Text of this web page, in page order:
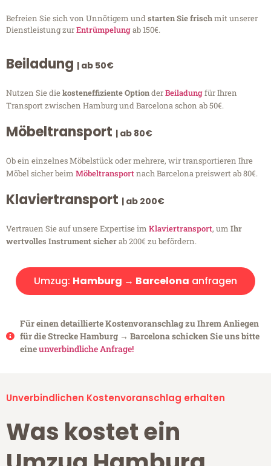
Befreien Sie sich von Unnötigem undstarten Sie frischmit unserer
Dienstleistung zurEntrümpelungab 150€.
Beiladung | ab 50€
Nutzen Sie diekosteneffiziente OptionderBeiladungfür Ihren
Transport zwischen Hamburg und Barcelona schon ab 50€.
Möbeltransport | ab 80€
Ob ein einzelnes Möbelstück oder mehrere, wir transportieren Ihre
Möbel sicher beim Möbeltransportnach Barcelona preiswert ab 80€.
Klaviertransport | ab 200€
Vertrauen Sie auf unsere Expertise im Klaviertransport, um Ihr
wertvolles Instrument sicherab 200€ zu befördern.
Umzug: Hamburg → Barcelona anfragen
Für einen detaillierte Kostenvoranschlag zu Ihrem Anliegen
für die Strecke Hamburg → Barcelona schicken Sie uns bitte
eineunverbindliche Anfrage!
Unverbindlichen Kostenvoranschlag erhalten
Was kostet ein